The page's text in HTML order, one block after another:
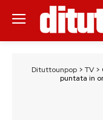
Dituttounpop > TV >
puntata in